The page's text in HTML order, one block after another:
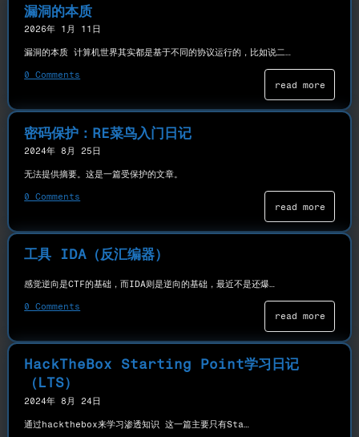
漏洞的本质
2026年 1月 11日
漏洞的本质 计算机世界其实都是基于不同的协议运行的，比如说二…
0 Comments
read more
密码保护：RE菜鸟入门日记
2024年 8月 25日
无法提供摘要。这是一篇受保护的文章。
0 Comments
read more
工具 IDA（反汇编器）
感觉逆向是CTF的基础，而IDA则是逆向的基础，最近不是还爆…
0 Comments
read more
HackTheBox Starting Point学习日记
（LTS）
2024年 8月 24日
通过hackthebox来学习渗透知识 这一篇主要只有Sta…